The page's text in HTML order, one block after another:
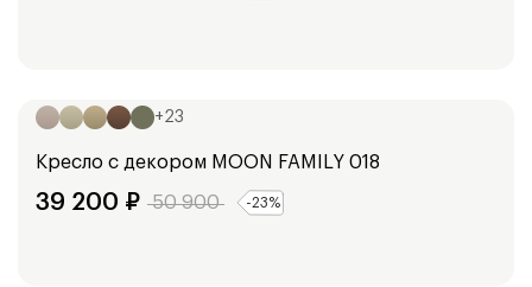
+23
Кресло с декором MOON FAMILY 018
39 200 ₽ 50 900 -23%